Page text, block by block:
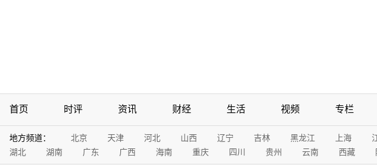
首页 时评 资讯 财经 生活 视频 专栏
地方频道： 北京 天津 河北 山西 辽宁 吉林 黑龙江 上海
湖北
湖南 广东 广西 海南 重庆 四川 贵州 云南 西藏